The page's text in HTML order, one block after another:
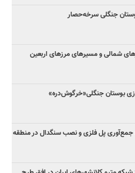
شمالی و مسیرهای مرزهای اربعین
بوستان جنگلی«خرگوش‌دره»
جمع‌آوری پل فلزی و نصب سنگدال در منطقه